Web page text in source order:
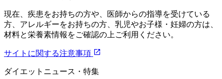
現在、疾患をお持ちの方や、医師からの指導を受けている
方、アレルギーをお持ちの方、乳児やお子様・妊婦の方は、
材料と栄養素情報をご確認の上ご利用ください。
サイトに関する注意事項
ダイエットニュース・特集